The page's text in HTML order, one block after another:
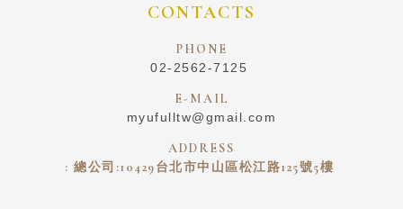
CONTACTS
PHONE
02-2562-7125
E-MAIL
myufulltw@gmail.com
ADDRESS
: 總公司:10429台北市中山區松江路125號5樓